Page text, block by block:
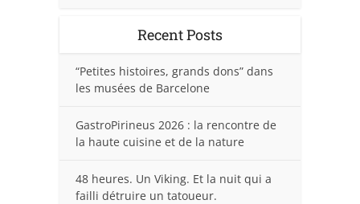
Recent Posts
“Petites histoires, grands dons” dans
les musées de Barcelone
GastroPirineus 2026 : la rencontre de
la haute cuisine et de la nature
48 heures. Un Viking. Et la nuit qui a
failli détruire un tatoueur.